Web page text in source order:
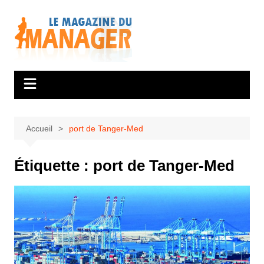
contenu
Accueil port de Tanger-Med
Étiquette : port de Tanger-Med